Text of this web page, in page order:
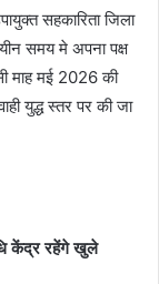
सहकारिता जिला
समय मे अपना पक्ष
माह मई 2026 की
युद्ध स्तर पर की जा
केंद्र रहेंगे खुले